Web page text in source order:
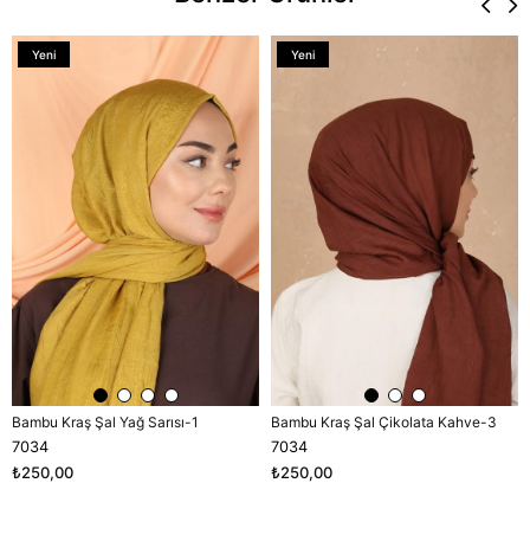
Bambu Kraş Şal Yağ Sarısı-1
7034
₺250,00
Yeni
Bambu Kraş Şal Çikolata Kahve-3
7034
₺250,00
Yeni